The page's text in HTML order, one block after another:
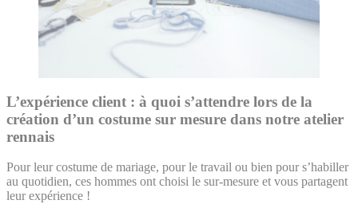
L’expérience client : à quoi s’attendre lors de la
création d’un costume sur mesure dans notre atelier
rennais
Pour leur costume de mariage, pour le travail ou bien pour s’habiller
au quotidien, ces hommes ont choisi le sur-mesure et vous partagent
leur expérience !